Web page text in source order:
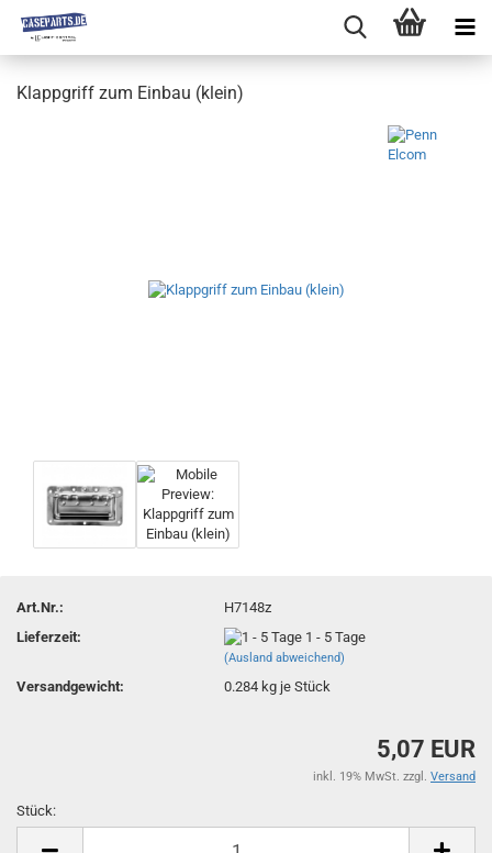
Klappgriff zum Einbau (klein)
Art.Nr.:
H7148z
Lieferzeit:
1 - 5 Tage
(Ausland abweichend)
Versandgewicht: 0.284 kg je Stück
5,07 EUR
inkl. 19% MwSt. zzgl. Versand
Stück: